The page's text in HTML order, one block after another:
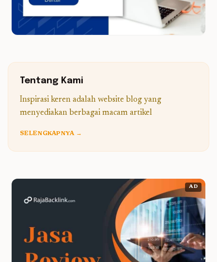
Tentang Kami
Inspirasi keren adalah website blog yang
menyediakan berbagai macam artikel
SELENGKAPNYA →
AD